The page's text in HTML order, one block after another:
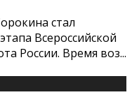
стал
Всероссийской
России. Время воз...